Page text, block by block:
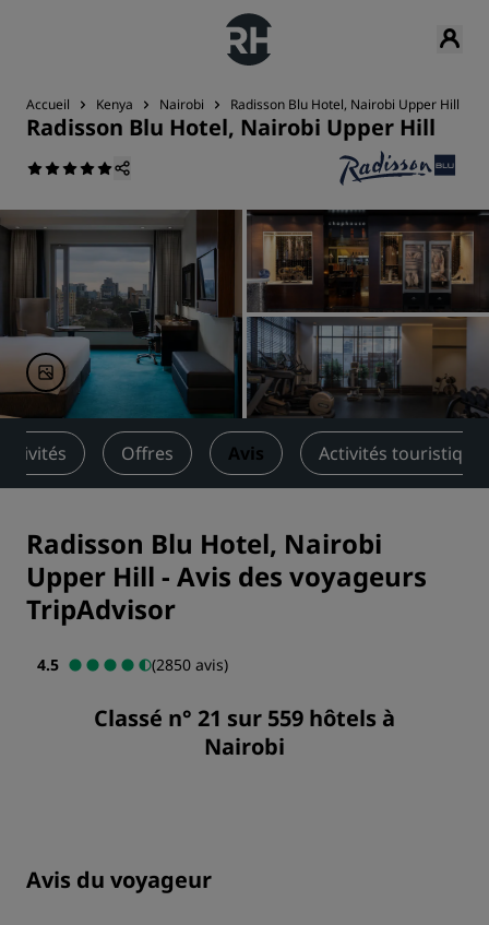
Accueil Kenya Nairobi Radisson Blu Hotel, Nairobi Upper Hill
Radisson Blu Hotel, Nairobi Upper Hill
Offres Avis Activités
Radisson Blu Hotel, Nairobi
Upper Hill - Avis des voyageurs
TripAdvisor
4.5 (2850 avis)
Classé n° 21 sur 559 hôtels à
Nairobi
Avis du voyageur